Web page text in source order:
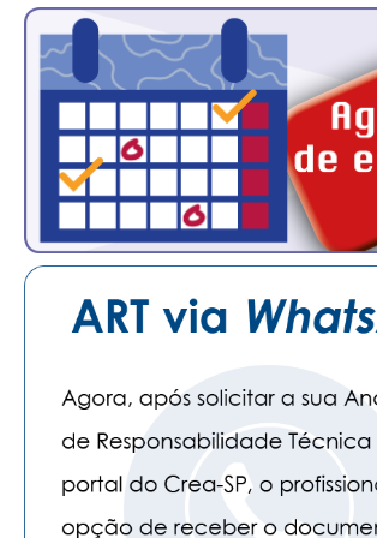
PUBLICIDADE
MANUAL DE REDAÇÃO
CONTATO
CADASTRO
ASSOCIE-SE
NÚCLEO JOVEM